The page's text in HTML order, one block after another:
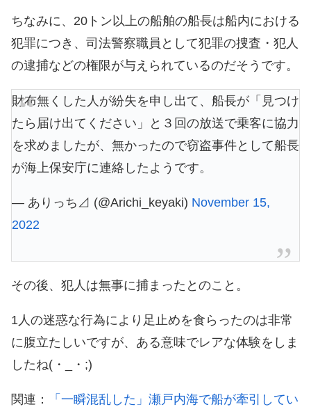
ちなみに、20トン以上の船舶の船長は船内における
犯罪につき、司法警察職員として犯罪の捜査・犯人
の逮捕などの権限が与えられているのだそうです。
財布無くした人が紛失を申し出て、船長が「見つけ
たら届け出てください」と３回の放送で乗客に協力
を求めましたが、無かったので窃盗事件として船長
が海上保安庁に連絡したようです。
— ありっち⊿ (@Arichi_keyaki) November 15,
2022
その後、犯人は無事に捕まったとのこと。
1人の迷惑な行為により足止めを食らったのは非常
に腹立たしいですが、ある意味でレアな体験をしま
したね(・_・;)
関連：
「一瞬混乱した」瀬戸内海で船が牽引してい